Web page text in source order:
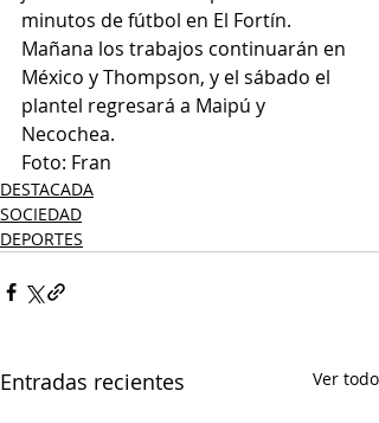
minutos de fútbol en El Fortín.
Mañana los trabajos continuarán en
México y Thompson, y el sábado el
plantel regresará a Maipú y
Necochea.
Foto: Fran
DESTACADA
SOCIEDAD
DEPORTES
Entradas recientes Ver todo